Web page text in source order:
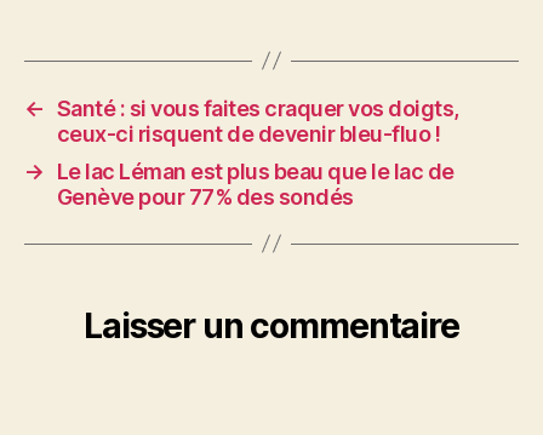
← Santé : si vous faites craquer vos doigts,
ceux-ci risquent de devenir bleu-fluo !
→
Le lac Léman est plus beau que le lac de
Genève pour 77% des sondés
Laisser un commentaire